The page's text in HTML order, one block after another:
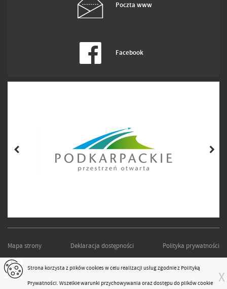
Poczta www
Facebook
Mapa strony Deklaracja dostępności Polityka prywatności
PODKARPACKI ZARZĄD DRÓG WOJEWÓDZKICH W RZESZOWIE
Projekt i realizacja:
X
Strona korzysta z plikówcookiesw celu realizacji usług zgodnie z Polityką
Prywatności. Wszelkie warunki przychowywania oraz dostępu do plików cookie